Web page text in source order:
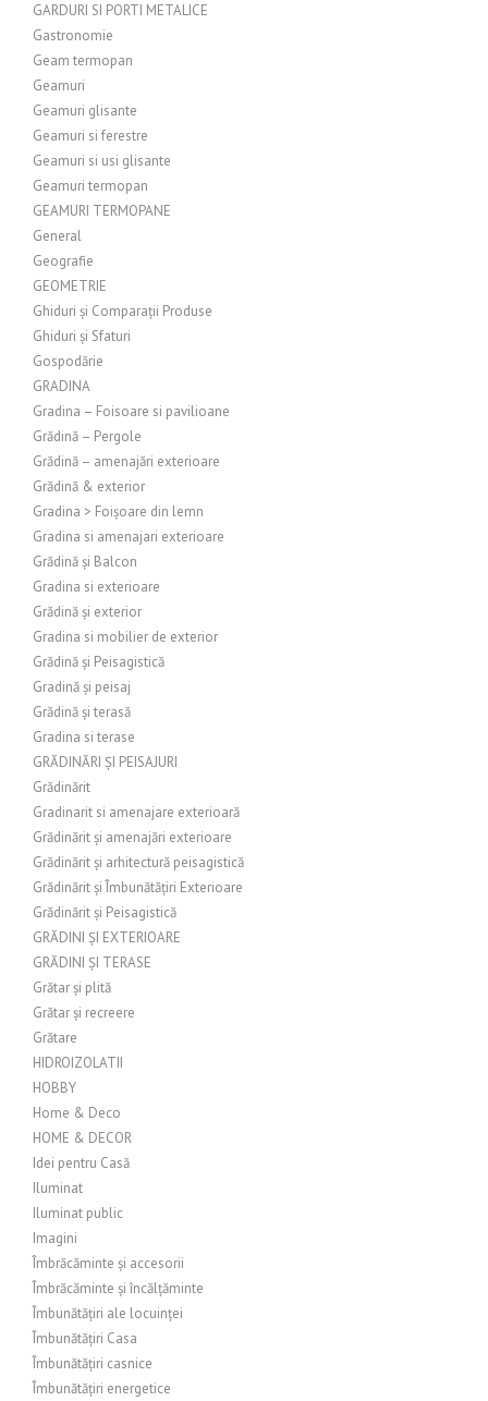
GARDURI SI PORTI METALICE
Gastronomie
Geam termopan
Geamuri
Geamuri glisante
Geamuri si ferestre
Geamuri si usi glisante
Geamuri termopan
GEAMURI TERMOPANE
General
Geografie
GEOMETRIE
Ghiduri și Comparații Produse
Ghiduri și Sfaturi
Gospodărie
GRADINA
Gradina – Foisoare si pavilioane
Grădină – Pergole
Grădină – amenajări exterioare
Grădină & exterior
Gradina > Foișoare din lemn
Gradina si amenajari exterioare
Grădină și Balcon
Gradina si exterioare
Grădină și exterior
Gradina si mobilier de exterior
Grădină și Peisagistică
Gradină și peisaj
Grădină și terasă
Gradina si terase
GRĂDINĂRI ȘI PEISAJURI
Grădinărit
Gradinarit si amenajare exterioară
Grădinărit și amenajări exterioare
Grădinărit și arhitectură peisagistică
Grădinărit și Îmbunătățiri Exterioare
Grădinărit și Peisagistică
GRĂDINI ȘI EXTERIOARE
GRĂDINI ȘI TERASE
Grătar și plită
Grătar și recreere
Grătare
HIDROIZOLATII
HOBBY
Home & Deco
HOME & DECOR
Idei pentru Casă
Iluminat
Iluminat public
Imagini
Îmbrăcăminte și accesorii
Îmbrăcăminte și încălțăminte
Îmbunătățiri ale locuinței
Îmbunătățiri Casa
Îmbunătățiri casnice
Îmbunătățiri energetice